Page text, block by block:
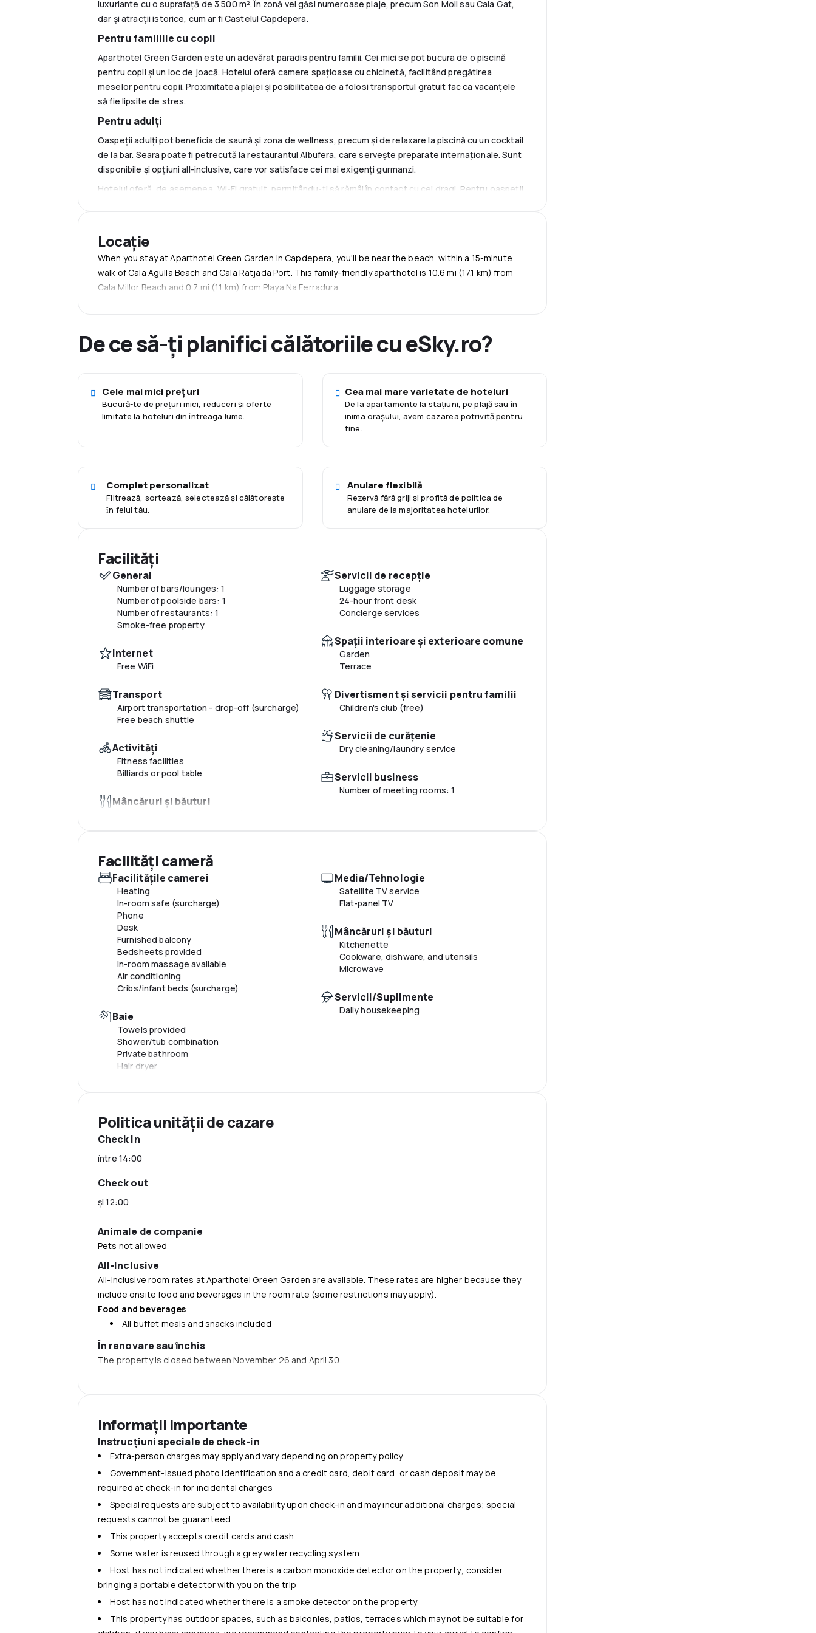
luxuriante cu o suprafață de 3.500 m². În zonă vei găsi numeroase plaje, precum Son Moll sau Cala Gat,
dar și atracții istorice, cum ar fi Castelul Capdepera.
Pentru familiile cu copii
Aparthotel Green Garden este un adevărat paradis pentru familii. Cei mici se pot bucura de o piscină
pentru copii și un loc de joacă. Hotelul oferă camere spațioase cu chicinetă, facilitând pregătirea
meselor pentru copii. Proximitatea plajei și posibilitatea de a folosi transportul gratuit fac ca vacanțele
să fie lipsite de stres.
Pentru adulți
Oaspeții adulți pot beneficia de saună și zona de wellness, precum și de relaxare la piscină cu un cocktail
de la bar. Seara poate fi petrecută la restaurantul Albufera, care servește preparate internaționale. Sunt
disponibile și opțiuni all-inclusive, care vor satisface cei mai exigenți gurmanzi.
Hotelul oferă, de asemenea, Wi-Fi gratuit, permițându-ți să rămâi în contact cu cei dragi. Pentru oaspeții
Locație
When you stay at Aparthotel Green Garden in Capdepera, you'll be near the beach, within a 15-minute
walk of Cala Agulla Beach and Cala Ratjada Port. This family-friendly aparthotel is 10.6 mi (17.1 km) from
Cala Millor Beach and 0.7 mi (1.1 km) from Playa Na Ferradura.
De ce să-ți planifici călătoriile cu eSky.ro?
Cele mai mici prețuri
Bucură-te de prețuri mici, reduceri și oferte
limitate la hoteluri din întreaga lume.
Cea mai mare varietate de hoteluri
De la apartamente la staţiuni, pe plajă sau în
inima orașului, avem cazarea potrivită pentru
tine.
Complet personalizat
Filtrează, sortează, selectează și călătoreşte
ȋn felul tău.
Anulare flexibilă
Rezervă fără griji și profită de politica de
anulare de la majoritatea hotelurilor.
Facilități
General
Number of bars/lounges: 1
Number of poolside bars: 1
Number of restaurants: 1
Smoke-free property
Internet
Free WiFi
Transport
Airport transportation - drop-off (surcharge)
Free beach shuttle
Activităţi
Fitness facilities
Billiards or pool table
Mâncăruri și băuturi
Piscină și wellness
Pool umbrellas
Number of outdoor pools: 1
Number of indoor pools: 1
Sauna
Children's pool
Pool sun loungers
Servicii de recepție
Luggage storage
24-hour front desk
Concierge services
Spaţii interioare şi exterioare comune
Garden
Terrace
Divertisment și servicii pentru familii
Children's club (free)
Servicii de curățenie
Dry cleaning/laundry service
Servicii business
Number of meeting rooms: 1
Facilităţi cameră
Facilităţile camerei
Heating
In-room safe (surcharge)
Phone
Desk
Furnished balcony
Bedsheets provided
In-room massage available
Air conditioning
Cribs/infant beds (surcharge)
Baie
Towels provided
Shower/tub combination
Private bathroom
Hair dryer
Media/Tehnologie
Satellite TV service
Flat-panel TV
Mâncăruri și băuturi
Kitchenette
Cookware, dishware, and utensils
Microwave
Servicii/Suplimente
Daily housekeeping
Politica unităţii de cazare
Check in
între 14:00
Check out
şi 12:00
Animale de companie
Pets not allowed
All-Inclusive
All-inclusive room rates at Aparthotel Green Garden are available. These rates are higher because they
include onsite food and beverages in the room rate (some restrictions may apply).
Food and beverages
All buffet meals and snacks included
În renovare sau ȋnchis
The property is closed between November 26 and April 30.
No rollaway/extra beds available
Informații importante
Instrucţiuni speciale de check-in
Extra-person charges may apply and vary depending on property policy
Government-issued photo identification and a credit card, debit card, or cash deposit may be
required at check-in for incidental charges
Special requests are subject to availability upon check-in and may incur additional charges; special
requests cannot be guaranteed
This property accepts credit cards and cash
Some water is reused through a grey water recycling system
Host has not indicated whether there is a carbon monoxide detector on the property; consider
bringing a portable detector with you on the trip
Host has not indicated whether there is a smoke detector on the property
This property has outdoor spaces, such as balconies, patios, terraces which may not be suitable for